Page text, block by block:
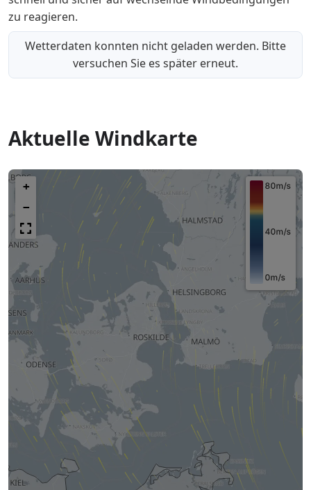
zu reagieren.
Wetterdaten konnten nicht geladen werden. Bitte
versuchen Sie es später erneut.
Aktuelle Windkarte
+
−